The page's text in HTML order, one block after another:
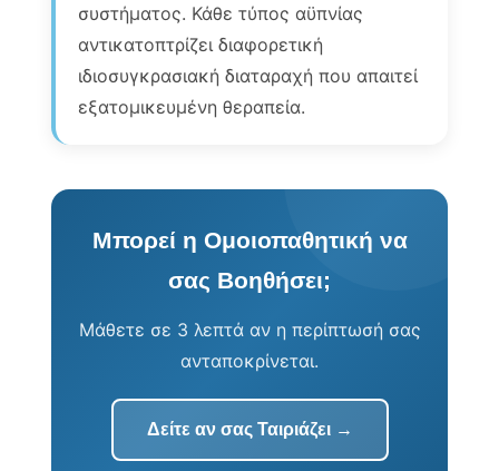
συστήματος. Κάθε τύπος αϋπνίας
αντικατοπτρίζει διαφορετική
ιδιοσυγκρασιακή διαταραχή που απαιτεί
εξατομικευμένη θεραπεία.
Μπορεί η Ομοιοπαθητική να
σας Βοηθήσει;
Μάθετε σε 3 λεπτά αν η περίπτωσή σας
ανταποκρίνεται.
Δείτε αν σας Ταιριάζει →